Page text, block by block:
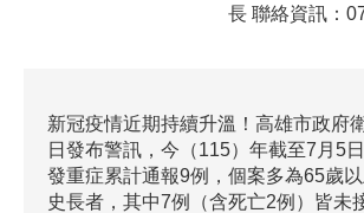
長 聯絡資訊：
新冠疫情近期持續升溫！高雄市政府
日發布警訊，今（115）年截至7月5
發重症累計通報9例，個案多為65歲
史長者，其中7例（含死亡2例）皆未